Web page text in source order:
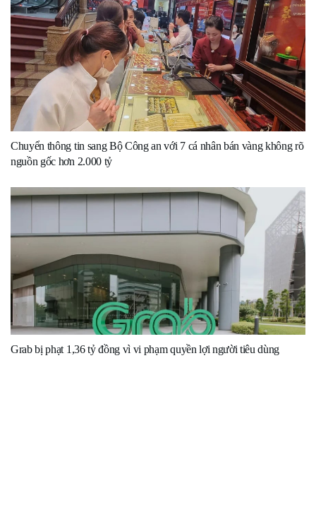
Chuyển thông tin sang Bộ Công an với 7 cá nhân bán vàng không rõ
nguồn gốc hơn 2.000 tỷ
Grab bị phạt 1,36 tỷ đồng vì vi phạm quyền lợi người tiêu dùng